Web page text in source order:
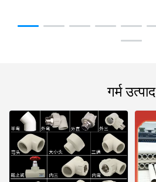
गर्म उत्पाद